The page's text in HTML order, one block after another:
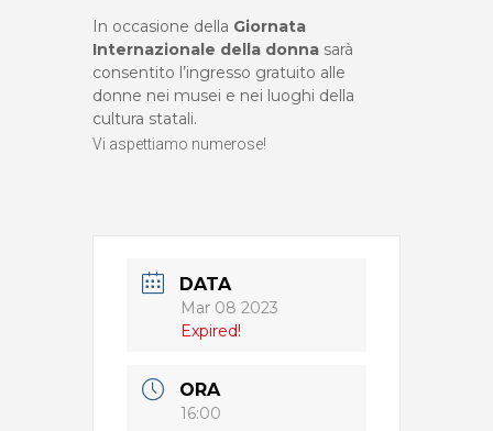
In occasione della Giornata
Internazionale della donna sarà
consentito l’ingresso gratuito alle
donne nei musei e nei luoghi della
cultura statali.
Vi aspettiamo numerose!
DATA
Mar 08 2023
Expired!
ORA
16:00